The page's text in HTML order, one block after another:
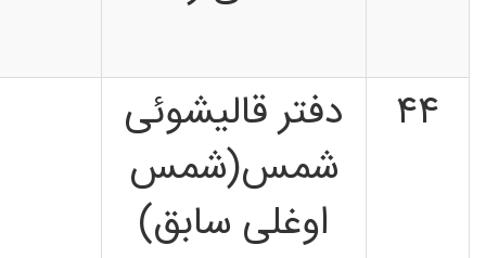
۴۴
دفتر قالیشوئی
شمس(شمس
اوغلی سابق)